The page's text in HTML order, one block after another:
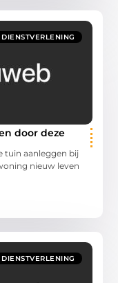
door deze
tuin aanleggen bij
nieuw leven